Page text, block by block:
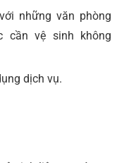
những văn phòng
cần vệ sinh không
dịch vụ.